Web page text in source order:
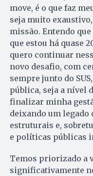
move, é o que faz
seja muito
missão. Entendo
que estou há quase
quero continuar
novo desafio, com
sempre junto do
pública, seja a nível
finalizar minha
deixando um legado
estruturais e,
e políticas públicas
Temos priorizado a
significativamente